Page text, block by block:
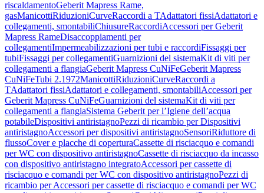
riscaldamentoGeberit Mapress Rame,
gasManicottiRiduzioniCurveRaccordi a TAdattatori fissiAdattatori e
collegamenti, smontabiliChiusureRaccordiAccessori per Geberit
Mapress RameDisaccoppiamenti per
collegamentiImpermeabilizzazioni per tubi e raccordiFissaggi per
tubiFissaggi per collegamentiGuarnizioni del sistemaKit di viti per
collegamenti a flangiaGeberit Mapress CuNiFeGeberit Mapress
CuNiFeTubi 2.1972ManicottiRiduzioniCurveRaccordi a
TAdattatori fissiAdattatori e collegamenti, smontabiliAccessori per
Geberit Mapress CuNiFeGuarnizioni del sistemaKit di viti per
collegamenti a flangiaSistema Geberit per l’Igiene dell’acqua
potabileDispositivi antiristagnoPezzi di ricambio per Dispositivi
antiristagnoAccessori per dispositivi antiristagnoSensoriRiduttore di
flussoCover e placche di coperturaCassette di risciacquo e comandi
per WC con dispositivo antiristagnoCassette di risciacquo da incasso
con dispositivo antiristagno integratoAccessori per cassette di
risciacquo e comandi per WC con dispositivo antiristagnoPezzi di
ricambio per Accessori per cassette di risciacquo e comandi per WC